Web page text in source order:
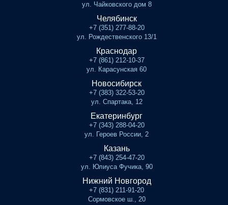
ул. Чайковского дом 8
Челябинск
+7 (351) 277-88-20
ул. Рождественского 13/1
Краснодар
+7 (861) 212-10-37
ул. Карасунская 60
Новосибирск
+7 (383) 322-53-20
ул. Спартака, 12
Екатеринбург
+7 (343) 288-04-20
ул. Героев России, 2
Казань
+7 (843) 254-47-20
ул. Юлиуса Фучика, 90
Нижний Новгород
+7 (831) 211-91-20
Сормовское ш., 20